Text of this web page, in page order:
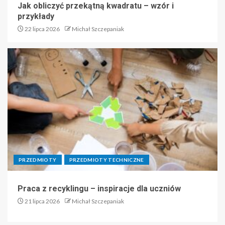
Jak obliczyć przekątną kwadratu – wzór i
przykłady
22 lipca 2026 Michał Szczepaniak
PRZEDMIOTY PRZEDMIOTY TECHNICZNE
Praca z recyklingu – inspiracje dla uczniów
21 lipca 2026 Michał Szczepaniak